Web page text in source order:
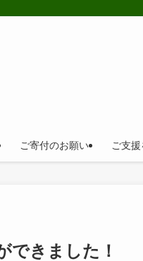
ご寄付のお願い ご支
できました！